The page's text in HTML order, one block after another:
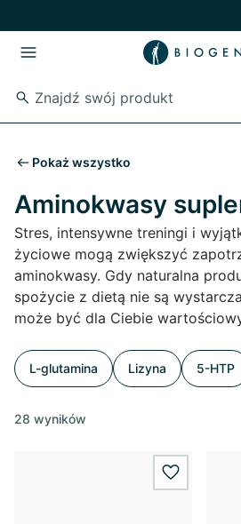
Pokaż wszystko
Aminokwasy
Stres, intensywne treningi i
życiowe mogą zwiększyć
aminokwasy. Gdy naturalna
spożycie z dietą nie są
może być dla Ciebie
L-glutamina Lizyna 5-HTP
28 wyników